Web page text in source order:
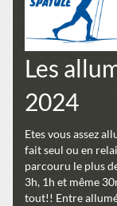
Les
2024
Etes vous assez
fait seul ou en
parcouru le plus
3h, 1h et même
tout!! Entre